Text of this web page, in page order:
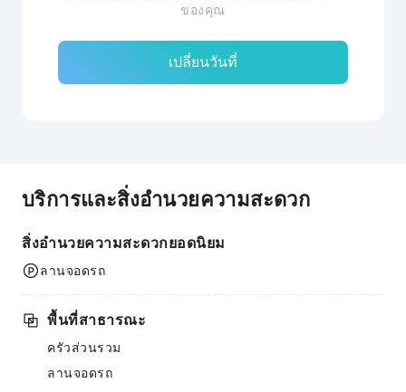
ของคุณ
เปลี่ยนวันที่
บริการและสิ่งอำนวยความสะดวก
สิ่งอำนวยความสะดวกยอดนิยม
ลานจอดรถ
พื้นที่สาธารณะ
ครัวส่วนรวม
ลานจอดรถ